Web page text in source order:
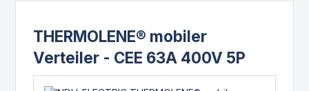
THERMOLENE® mobiler
Verteiler - CEE 63A 400V 5P